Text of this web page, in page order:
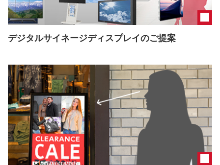
デジタルサイネージディスプレイのご提案